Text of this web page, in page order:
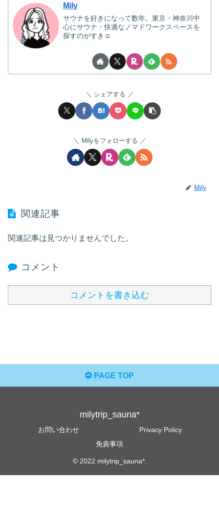
Mily
サウナを好きになって数年。東京・神奈川中
心にサウナ・快適なノマドワークスペースを
探すのがすき☺
シェアする
Milyをフォローする
Mily
関連記事
関連記事は見つかりませんでした。
コメント
コメントを書き込む
PAGE TOP
milytrip_sauna*
お問い合わせ
Privacy Policy
免責事項
© 2022 milytrip_sauna*.